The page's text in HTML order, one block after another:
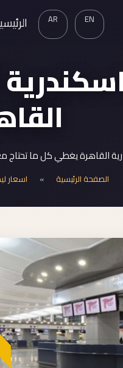
EN
AR
القاهرة يغطي كل ما تحتاج
الصفحة الرئيسية » اسعار